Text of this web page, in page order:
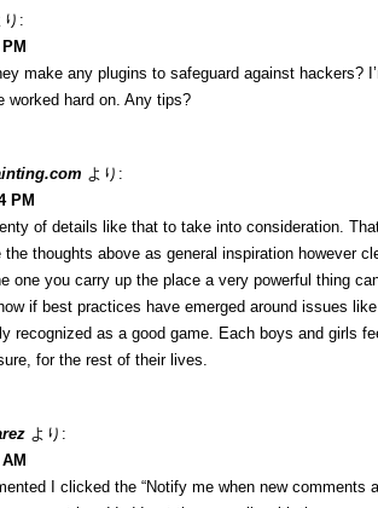
り:
make any plugins to safeguard against hackers?
worked hard on. Any tips?
より:
PM
of details like that to take into consideration.
thoughts above as general inspiration however
one you carry up the place a very powerful thing
if best practices have emerged around issues
recognized as a good game. Each boys and girls
for the rest of their lives.
より:
I clicked the “Notify me when new comments